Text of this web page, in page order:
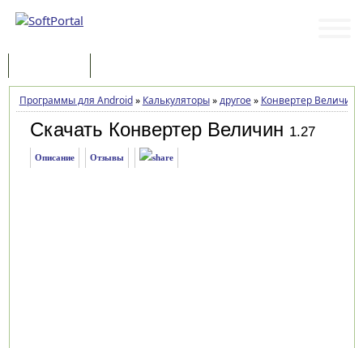
Программы для Android» Калькуляторы»другое» Конвертер Величин
Скачать Конвертер Величин 1.27
Описание Отзывы